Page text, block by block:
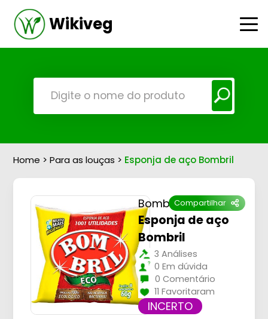
Wikiveg
Home >Para as louças > Esponja de aço Bombril
Compartilhar
Bombril
Esponja de aço
Bombril
3 Análises
0 Em dúvida
0 Comentário
11 Favoritaram
INCERTO